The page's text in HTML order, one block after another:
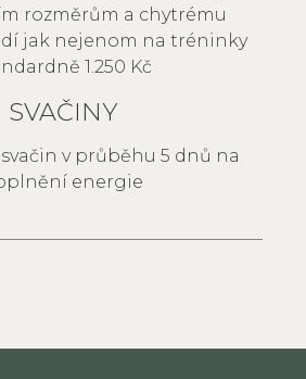
rozměrům a chytrému
jak nejenom na tréninky
1.250 Kč
SVAČINY
v průběhu 5 dnů na
energie